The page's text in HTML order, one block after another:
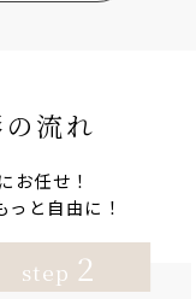
流れ
お任せ！
と自由に！
step 2